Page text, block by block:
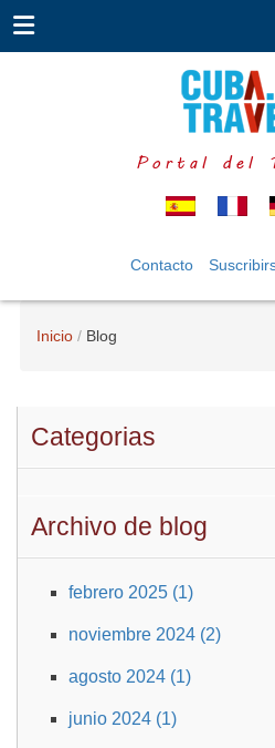
Portal del
Contacto
Inicio Blog
Categorias
Archivo de blog
febrero 2025 (1)
noviembre 2024 (2)
agosto 2024 (1)
junio 2024 (1)